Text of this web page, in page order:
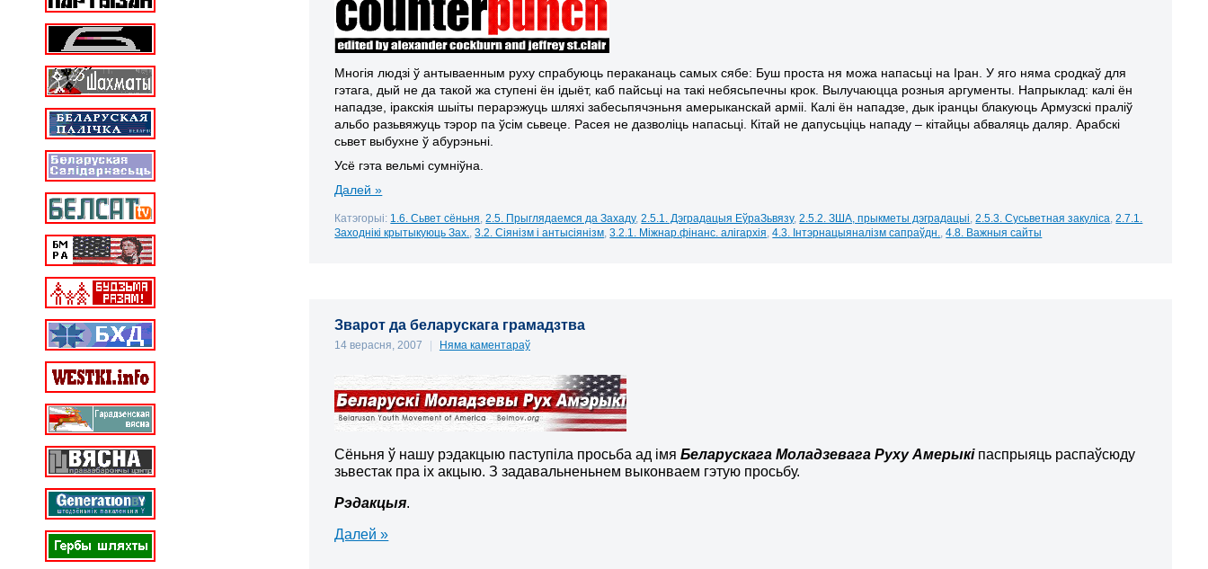
Многія людзі ў антываенным руху спрабуюць пераканаць самых сябе: Буш проста ня можа напасьці на Іран. У яго няма сродкаў для
гэтага, дый не да такой жа ступені ён ідыёт, каб пайсьці на такі небясьпечны крок. Вылучаюцца розныя аргументы. Напрыклад: калі ён
нападзе, іракскія шыіты перарэжуць шляхі забесьпячэньня амерыканскай арміі. Калі ён нападзе, дык іранцы блакуюць Армузскі праліў
альбо разьвяжуць тэрор па ўсім сьвеце. Расея не дазволіць напасьці. Кітай не дапусьціць нападу – кітайцы абваляць даляр. Арабскі
сьвет выбухне ў абурэньні.
Усё гэта вельмі сумніўна.
Далей »
Катэгорыі: 1.6. Сьвет сёньня ,2.5. Прыглядаемся да Захаду,2.5.1. Дэградацыя ЕўраЗьвязу,2.5.2. ЗША, прыкметы дэградацыі ,2.5.3. Сусьветная закуліса ,2.7.1.
Заходнікі крытыкуюць Зах.
,3.2. Сіянізм і антысіянізм ,3.2.1. Міжнар.фінанс. алігархія ,4.3. Інтэрнацыяналізм сапраўдн. ,4.8. Важныя сайты
Зварот да беларускага грамадзтва
14 верасня, 2007 Няма каментараў
Сёньня ў нашу рэдакцыю паступіла просьба ад імяБеларускага Моладзевага Руху Амерыкіпаспрыяць распаўсюду
зьвестак пра іх акцыю. З задавальненьнем выконваем гэтую просьбу.
Рэдакцыя.
Далей »